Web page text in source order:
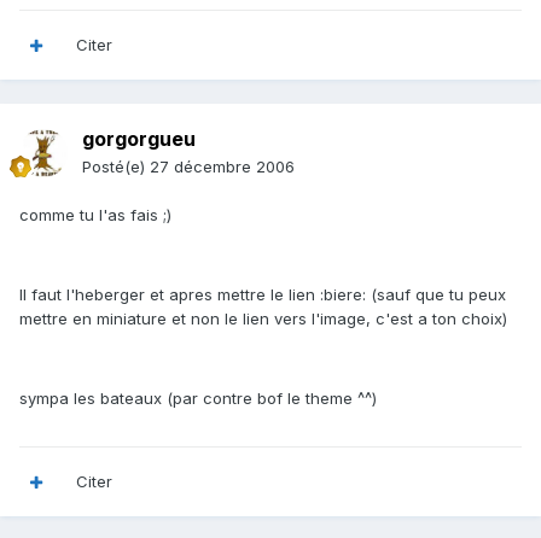
Citer
gorgorgueu
Posté(e) 27 décembre 2006
comme tu l'as fais ;)
Il faut l'heberger et apres mettre le lien :biere: (sauf que tu peux
mettre en miniature et non le lien vers l'image, c'est a ton choix)
sympa les bateaux (par contre bof le theme ^^)
Citer